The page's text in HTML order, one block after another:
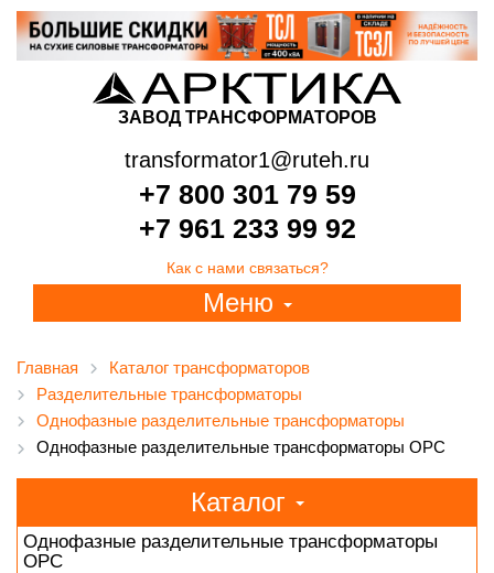
ЗАВОД ТРАНСФОРМАТОРОВ
transformator1@ruteh.ru
+7 800 301 79 59
+7 961 233 99 92
Как с нами связаться?
Меню
Главная
Каталог трансформаторов
Разделительные трансформаторы
Однофазные разделительные трансформаторы
Однофазные разделительные трансформаторы ОРС
Каталог
Однофазные разделительные трансформаторы
ОРС